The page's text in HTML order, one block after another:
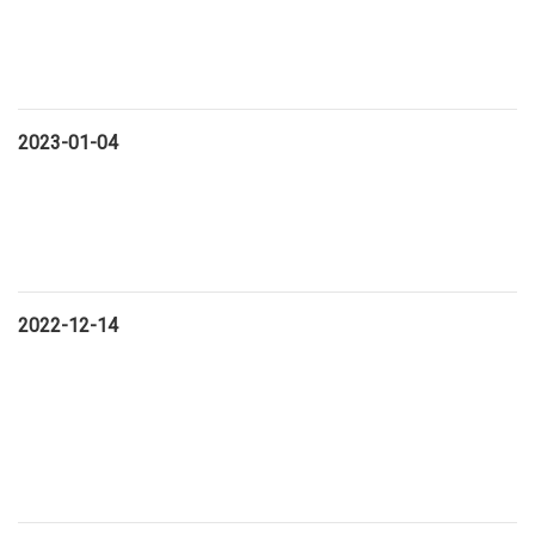
2023-01-04
2022-12-14